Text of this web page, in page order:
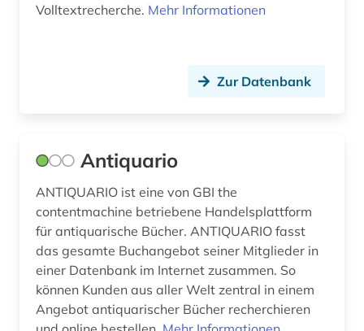
Volltextrecherche. Mehr Informationen
Zur Datenbank
Antiquario
ANTIQUARIO ist eine von GBI the
contentmachine betriebene Handelsplattform
für antiquarische Bücher. ANTIQUARIO fasst
das gesamte Buchangebot seiner Mitglieder in
einer Datenbank im Internet zusammen. So
können Kunden aus aller Welt zentral in einem
Angebot antiquarischer Bücher recherchieren